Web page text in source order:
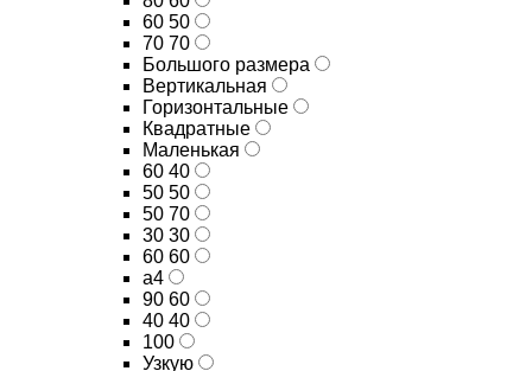
60 50
70 70
Большого размера
Вертикальная
Горизонтальные
Квадратные
Маленькая
60 40
50 50
50 70
30 30
60 60
а4
90 60
40 40
100
Узкую